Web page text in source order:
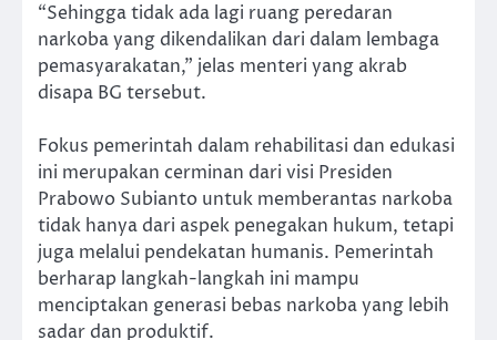
“Sehingga tidak ada lagi ruang peredaran
narkoba yang dikendalikan dari dalam lembaga
pemasyarakatan,” jelas menteri yang akrab
disapa BG tersebut.
Fokus pemerintah dalam rehabilitasi dan edukasi
ini merupakan cerminan dari visi Presiden
Prabowo Subianto untuk memberantas narkoba
tidak hanya dari aspek penegakan hukum, tetapi
juga melalui pendekatan humanis. Pemerintah
berharap langkah-langkah ini mampu
menciptakan generasi bebas narkoba yang lebih
sadar dan produktif.